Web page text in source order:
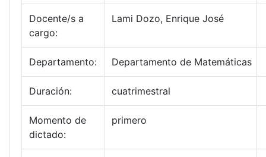
Docente/s a
cargo:
Lami Dozo, Enrique José
Departamento: Departamento de Matemáticas
Duración: cuatrimestral
Momento de
dictado:
primero